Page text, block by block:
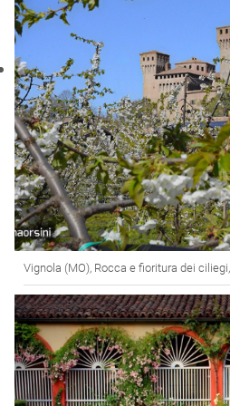
Vignola (MO), Rocca e fioritura dei